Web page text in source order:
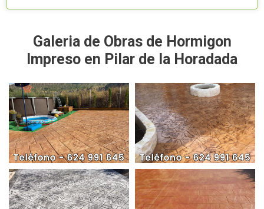
Galeria de Obras de Hormigon
Impreso en Pilar de la Horadada